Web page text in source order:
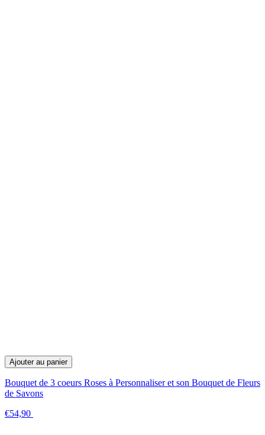
Ajouter au panier
Bouquet de 3 coeurs Roses à Personnaliser et son Bouquet de Fleurs
de Savons
€54,90